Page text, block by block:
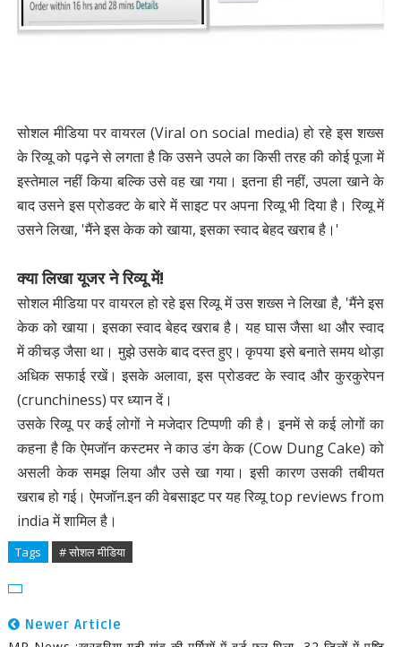
सोशल मीडिया पर वायरल (Viral on social media) हो रहे इस शख्स
के रिव्यू को पढ़ने से लगता है कि उसने उपले का किसी तरह की कोई पूजा में
इस्तेमाल नहीं किया बल्कि उसे वह खा गया। इतना ही नहीं, उपला खाने के
बाद उसने इस प्रोडक्‍ट के बारे में साइट पर अपना रिव्‍यू भी दिया है। रिव्यू में
उसने लिखा, 'मैंने इस केक को खाया, इसका स्वाद बेहद खराब है।'
क्या लिखा यूजर ने रिव्यू में!
सोशल मीडिया पर वायरल हो रहे इस रिव्यू में उस शख्स ने लिखा है, 'मैंने इस
केक को खाया। इसका स्वाद बेहद खराब है। यह घास जैसा था और स्वाद
में कीचड़ जैसा था। मुझे उसके बाद दस्त हुए। कृपया इसे बनाते समय थोड़ा
अधिक सफाई रखें। इसके अलावा, इस प्रोडक्ट के स्वाद और कुरकुरेपन
(crunchiness) पर ध्यान दें।
उसके रिव्यू पर कई लोगों ने मजेदार टिप्पणी की है। इनमें से कई लोगों का
कहना है कि ऐमजॉन कस्टमर ने काउ डंग केक (Cow Dung Cake) को
असली केक समझ लिया और उसे खा गया। इसी कारण उसकी तबीयत
खराब हो गई। ऐमजॉन.इन की वेबसाइट पर यह रिव्यू top reviews from
india में शामिल है।
Tags # सोशल मीडिया
Newer Article